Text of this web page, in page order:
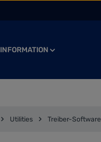
INFORMATION
Utilities Treiber-Software